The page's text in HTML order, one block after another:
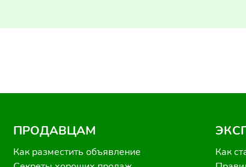
ПРОДАВЦАМ
Как разместить объявление
Как